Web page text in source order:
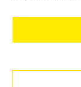
UNI GRUPPO
All right reserved